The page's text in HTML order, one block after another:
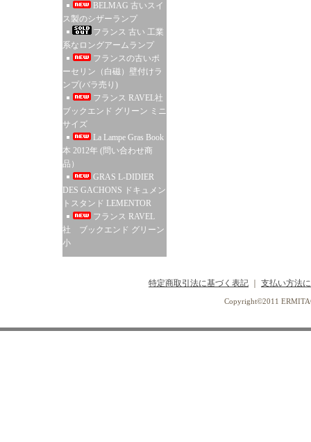
BELMAG 古いスイ
ス製のシザーランプ
フランス 古い 工業
系なロングアームランプ
フランスの古いポ
ーセリン（白磁）壁付けラ
ンプ(バラ売り)
フランス RAVEL社
ブックエンド グリーン ミニ
サイズ
La Lampe Gras Book
本 2012年 (問い合わせ商
品）
GRAS L-DIDIER
DES GACHONS ドキュメン
トスタンド LEMENTOR
フランス RAVEL
社 ブックエンド グリーン
小
特定商取引法に基づく表記 支払い方法
Copyright©2011